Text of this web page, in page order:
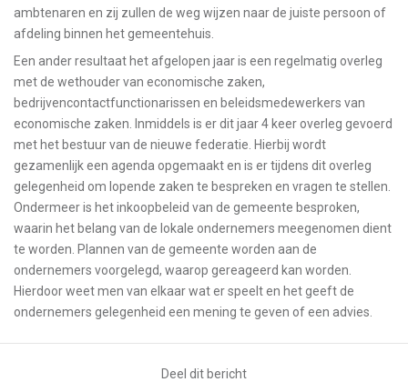
ambtenaren en zij zullen de weg wijzen naar de juiste persoon of
afdeling binnen het gemeentehuis.
Een ander resultaat het afgelopen jaar is een regelmatig overleg
met de wethouder van economische zaken,
bedrijvencontactfunctionarissen en beleidsmedewerkers van
economische zaken. Inmiddels is er dit jaar 4 keer overleg gevoerd
met het bestuur van de nieuwe federatie. Hierbij wordt
gezamenlijk een agenda opgemaakt en is er tijdens dit overleg
gelegenheid om lopende zaken te bespreken en vragen te stellen.
Ondermeer is het inkoopbeleid van de gemeente besproken,
waarin het belang van de lokale ondernemers meegenomen dient
te worden. Plannen van de gemeente worden aan de
ondernemers voorgelegd, waarop gereageerd kan worden.
Hierdoor weet men van elkaar wat er speelt en het geeft de
ondernemers gelegenheid een mening te geven of een advies.
Deel dit bericht